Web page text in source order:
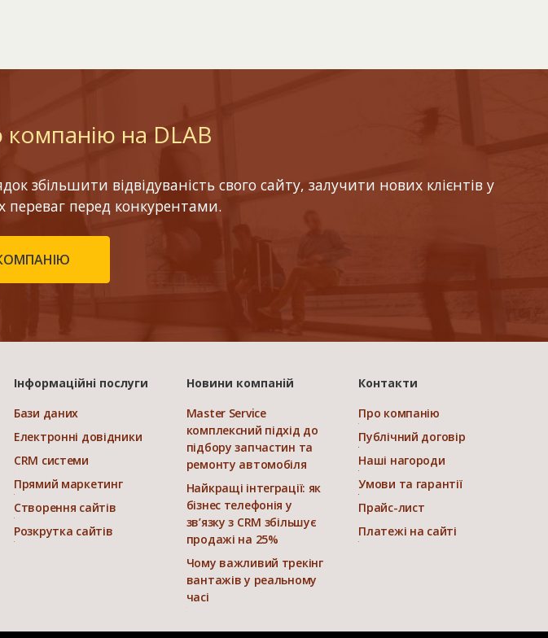
на DLAB
відвідуваність свого сайту, залучити нових клієнтів у
переваг перед конкурентами.
Інформаційні послуги
Бази даних
Електронні довідники
CRM системи
Прямий маркетинг
Створення сайтів
Розкрутка сайтів
Новини компаній
Master Service
комплексний підхід до
підбору запчастин та
ремонту автомобіля
Найкращі інтеграції: як
бізнес телефонія у
зв’язку з CRM збільшує
продажі на 25%
Чому важливий трекінг
вантажів у реальному
часі
Контакти
Про компанію
Публічний договір
Наші нагороди
Умови та гарантії
Прайс-лист
Платежі на сайті